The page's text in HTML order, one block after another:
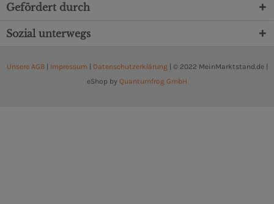
Gefördert durch
Sozial unterwegs
Unsere AGB| Impressum Datenschutzerklärung| © 2022 MeinMarktstand.de |
eShop by Quantumfrog GmbH